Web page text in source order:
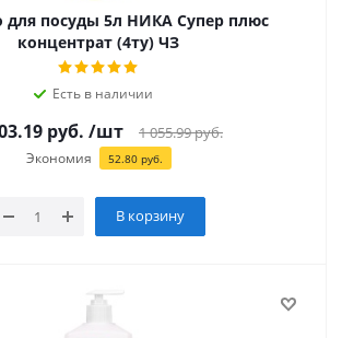
для посуды 5л НИКА Супер плюс
концентрат (4ту) ЧЗ
Есть в наличии
руб. /шт 1 055.99руб.
Экономия 52.80руб.
В корзину